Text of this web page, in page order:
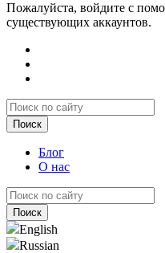
Пожалуйста, войдите с
существующих аккаунтов.
Блог
О нас
English
Russian